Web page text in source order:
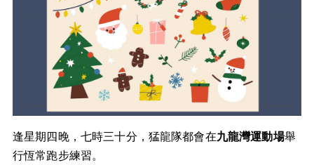
逢星期四晚，七時三十分，猛龍隊都會在九龍灣運動場舉
行恆常跑步練習。